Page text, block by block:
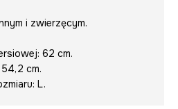
i zwierzęcym.
62 cm.
cm.
L.